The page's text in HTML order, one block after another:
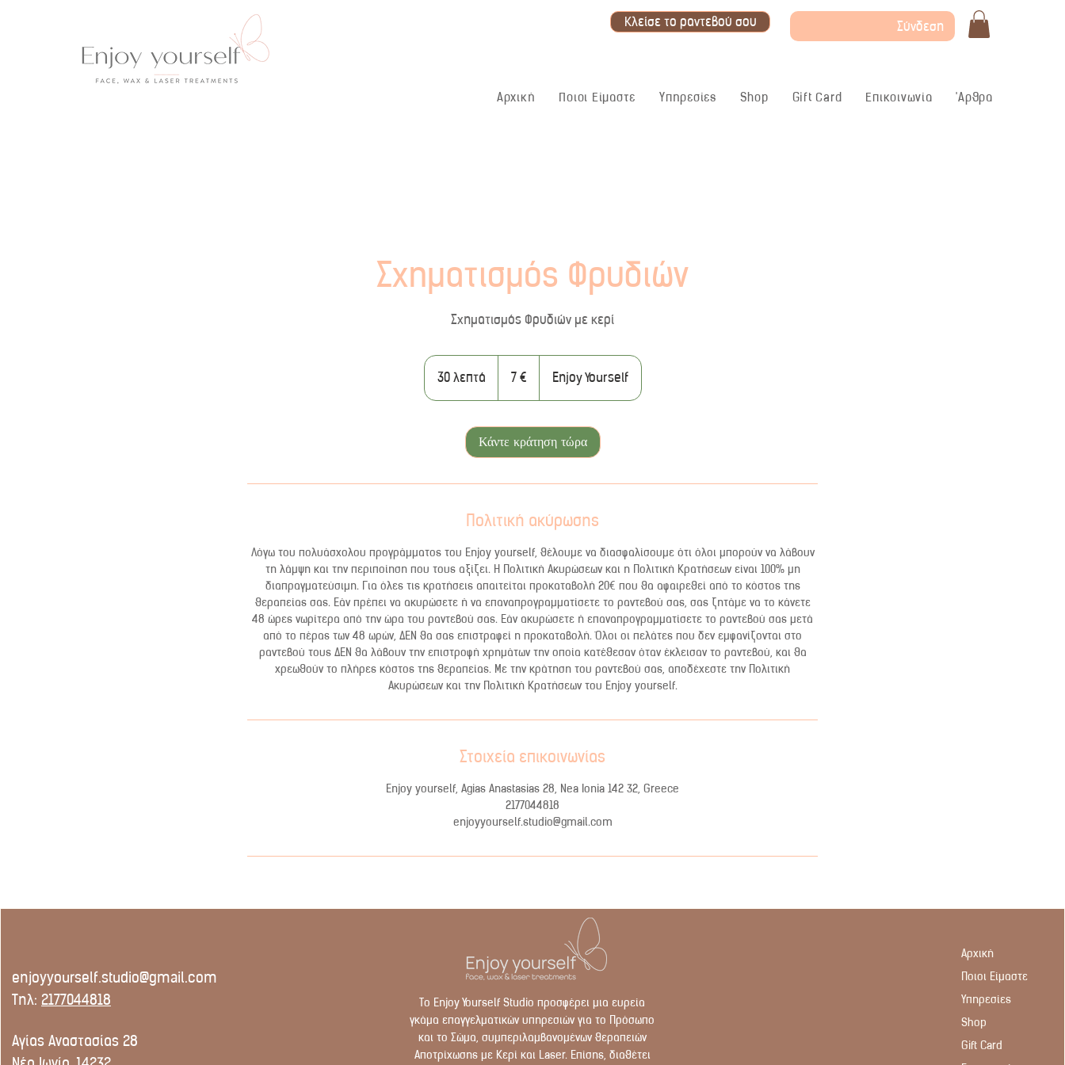
Κλείσε το ραντεβού σου Σύνδεση
Αρχική Ποιοι Είμαστε Υπηρεσίες Shop Gift Card Επικοινωνία 'Αρθρα
Σχηματισμός Φρυδιών
Σχηματισμός Φρυδιών με κερί
30 λεπτά
0
ε
π
7 € Enjoy Yourself
Κάντε κράτηση τώρα
Πολιτική ακύρωσης
Λόγω του πολυάσχολου προγράμματος του Enjoy yourself, θέλουμε να διασφαλίσουμε ότι όλοι μπορούν να λάβουν
τη λάμψη και την περιποίηση που τους αξίζει. Η Πολιτική Ακυρώσεων και η Πολιτική Κρατήσεων είναι 100% μη
διαπραγματεύσιμη. Για όλες τις κρατήσεις απαιτείται προκαταβολή 20€ που θα αφαιρεθεί από το κόστος της
θεραπείας σας. Εάν πρέπει να ακυρώσετε ή να επαναπρογραμματίσετε το ραντεβού σας, σας ζητάμε να το κάνετε
48 ώρες νωρίτερα από την ώρα του ραντεβού σας. Εάν ακυρώσετε ή επαναπρογραμματίσετε το ραντεβού σας μετά
από το πέρας των 48 ωρών, ΔΕΝ θα σας επιστραφεί η προκαταβολή. Όλοι οι πελάτες που δεν εμφανίζονται στο
ραντεβού τους ΔΕΝ θα λάβουν την επιστροφή χρημάτων την οποία κατέθεσαν όταν έκλεισαν το ραντεβού, και θα
χρεωθούν το πλήρες κόστος της θεραπείας. Με την κράτηση του ραντεβού σας, αποδέχεστε την Πολιτική
Ακυρώσεων και την Πολιτική Κρατήσεων του Enjoy yourself.
Στοιχεία επικοινωνίας
Enjoy yourself, Agias Anastasias 28, Nea Ionia 142 32, Greece
2177044818
enjoyyourself.studio@gmail.com
enjoyyourself.studio@gmail.com
Τηλ: 2177044818
Αγίας Αναστασίας 28
Το Enjoy Yourself Studio προσφέρει μια ευρεία
γκάμα επαγγελματικών υπηρεσιών για το Πρόσωπο
και το Σώμα, συμπεριλαμβανομένων θεραπειών
Αποτρίχωσης με Κερί και Laser. Επίσης, διαθέτει
Αρχική
Ποιοι Είμαστε
Υπηρεσίες
Shop
Gift Card